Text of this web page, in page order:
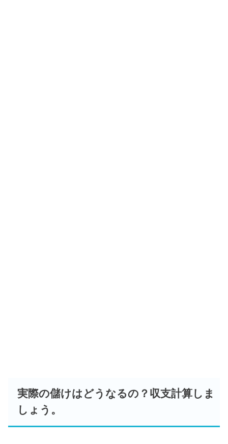
実際の儲けはどうなるの？収支計算しま
しょう。